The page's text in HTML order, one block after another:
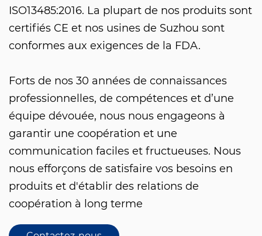
ISO13485:2016. La plupart de nos produits sont
certifiés CE et nos usines de Suzhou sont
conformes aux exigences de la FDA.
Forts de nos 30 années de connaissances
professionnelles, de compétences et d’une
équipe dévouée, nous nous engageons à
garantir une coopération et une
communication faciles et fructueuses. Nous
nous efforçons de satisfaire vos besoins en
produits et d'établir des relations de
coopération à long terme